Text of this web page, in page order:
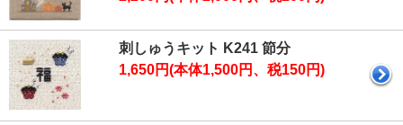
刺しゅうキット K241 節分
1,650円(本体1,500円、税150円)